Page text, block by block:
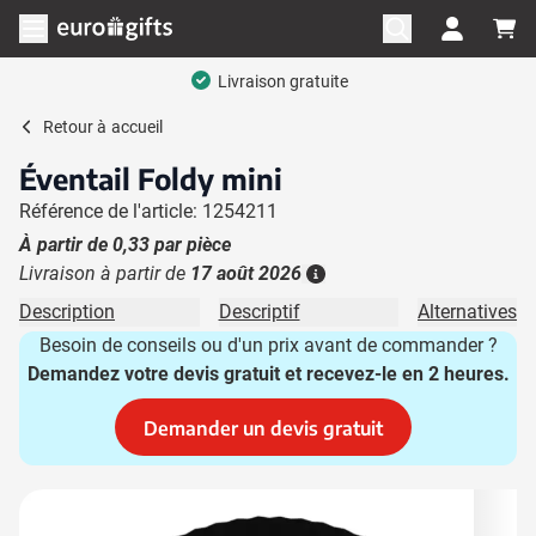
Aller au contenu
Ouvrir le menu
Livraison gratuite
Retour à accueil
Éventail Foldy mini
Référence de l'article: 1254211
À partir de 0,33 par pièce
Livraison à partir de 17 août 2026
Description Descriptif
Alternatives
Besoin de conseils ou d'un prix avant de commander ?
Demandez votre devis gratuit et recevez-le en 2 heures.
Demander un devis gratuit